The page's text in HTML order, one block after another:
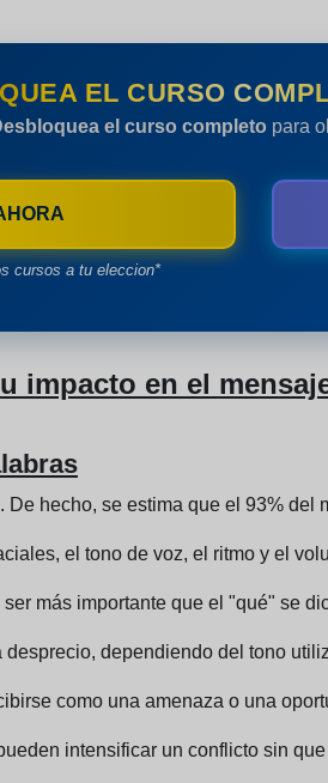
EL CURSO
el curso completopara
cursos a tu eleccion*
impacto en el
hecho, se estima que el 93% del
el tono de voz, el ritmo y el
más importante que el "qué" se
dependiendo del tono
como una amenaza o una
intensificar un conflicto sin